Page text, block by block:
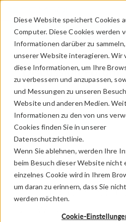
Diese Website speichert Cookies
Computer. Diese Cookies werden
Informationen darüber zu
unserer Website interagieren. Wir
diese Informationen, um Ihre
zu verbessern und anzupassen,
und Messungen zu unseren
Website und anderen Medien.
Informationen zu den von uns
Cookies finden Sie in unserer
Datenschutzrichtlinie.
Wenn Sie ablehnen, werden Ihre
beim Besuch dieser Website nicht
einzelnes Cookie wird in Ihrem
um daran zu erinnern, dass Sie
werden möchten.
Cookie-
Discussion Forum
This forum post
viewed